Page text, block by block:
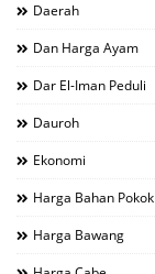
Daerah
Dan Harga Ayam
Dar El-Iman Peduli
Dauroh
Ekonomi
Harga Bahan Pokok
Harga Bawang